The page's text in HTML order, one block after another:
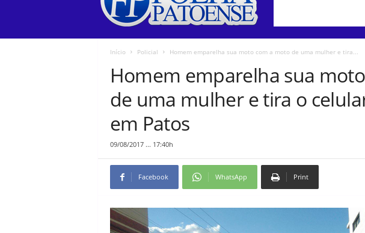
Início Policial Homem emparelha sua moto com a moto de uma mulher e tira...
Homem emparelha sua
de uma mulher e tira o
em Patos
09/08/2017 ... 17:40h
Facebook WhatsApp Print